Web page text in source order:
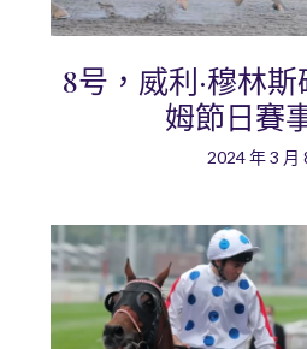
8号，威利·穆林
姆節日賽
2024 年 3 月